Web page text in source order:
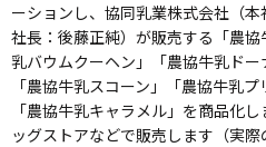
ーションし、協同乳業株式会社（
社長：後藤正純）が販売する「農
乳バウムクーヘン」「農協牛乳ドー
「農協牛乳スコーン」「農協牛乳
「農協牛乳キャラメル」を商品化
ッグストアなどで販売します（実